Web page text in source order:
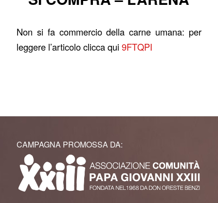
Non si fa commercio della carne umana: per
leggere l’articolo clicca qui 9FTQPI
CAMPAGNA PROMOSSA DA: